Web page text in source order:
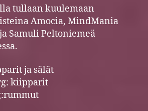
tullaan kuulemaan
Amocia, MindMania
Samuli Peltoniemeä
ja sälät
kiipparit